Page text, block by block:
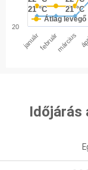
21 °C
21 °C 21 °C
21 °C
Átlag levegő
januárfebruármárcius
20
Időjárás